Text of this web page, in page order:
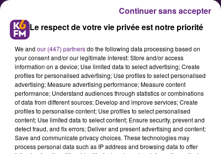
Chevigny-Saint-Sauveur labelisé
ville sportive
L’information a été donnée ce
Le respect de votre vie privée est notre priorité
We and our (447) partnersdo the following data processing based on
your consent and/or our legitimate interest: Store and/or access
information on a device; Use limited data to select advertising; Create
profiles for personalised advertising; Use profiles to select personalised
advertising; Measure advertising performance; Measure content
performance; Understand audiences through statistics or combinations
of data from different sources; Develop and improve services; Create
profiles to personalise content; Use profiles to select personalised
content; Use limited data to select content; Ensure security, prevent and
detect fraud, and fix errors; Deliver and present advertising and content;
Save and communicate privacy choices. These technologies may
process personal data such as IP address and browsing data to offer
Continuer sans accepter